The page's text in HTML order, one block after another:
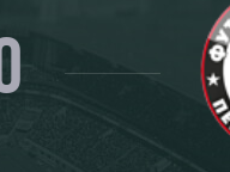
Молодёжка-юноши
Молодёжка-девушки